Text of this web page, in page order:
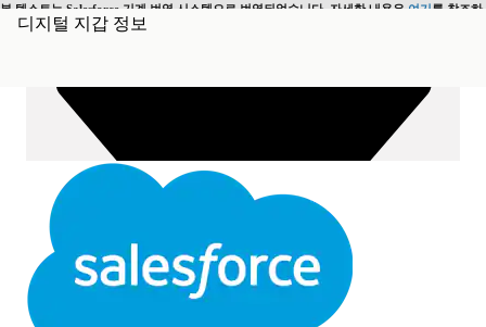
본 텍스트는 Salesforce 기계 번역 시스템으로 번역되었습니다. 자세한 내용은 여기를 참조하
세요.
영어로 전환 지금 안 함
디지털 지갑 정보